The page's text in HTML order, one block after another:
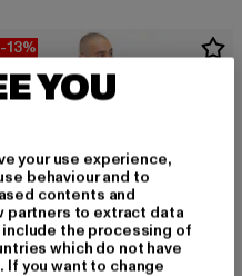
-13%
YOU
your use experience,
behaviour and to
contents and
partners to extract data
the processing of
which do not have
you want to change